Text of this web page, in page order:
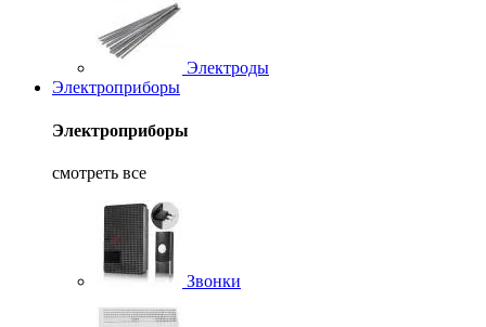
Электроды
Электроприборы
Электроприборы
смотреть все
Звонки